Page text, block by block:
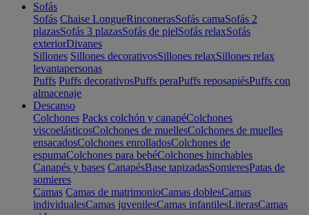
Sofás
Sofás Chaise LongueRinconerasSofás camaSofás 2
plazasSofás 3 plazasSofás de pielSofás relaxSofás
exteriorDivanes
Sillones Sillones decorativosSillones relaxSillones relax
levantapersonas
Puffs Puffs decorativosPuffs peraPuffs reposapiésPuffs con
almacenaje
Descanso
Colchones Packs colchón y canapéColchones
viscoelásticosColchones de muellesColchones de muelles
ensacadosColchones enrolladosColchones de
espumaColchones para bebéColchones hinchables
Canapés y bases CanapésBase tapizadasSomieresPatas de
somieres
Camas Camas de matrimonioCamas doblesCamas
individualesCamas juvenilesCamas infantilesLiterasCamas